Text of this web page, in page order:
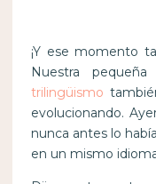
¡Y ese momento
Nuestra
trilingüismo
evolucionando.
nunca antes lo
en un mismo